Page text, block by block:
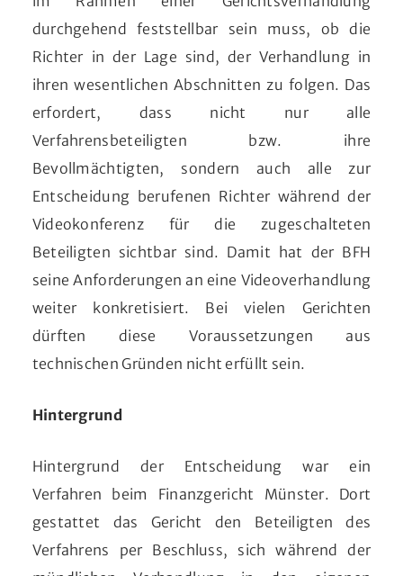
durchgehend feststellbar sein muss, ob die
Richter in der Lage sind, der Verhandlung in
ihren wesentlichen Abschnitten zu folgen. Das
erfordert, dass nicht nur alle
Verfahrensbeteiligten bzw. ihre
Bevollmächtigten, sondern auch alle zur
Entscheidung berufenen Richter während der
Videokonferenz für die zugeschalteten
Beteiligten sichtbar sind. Damit hat der BFH
seine Anforderungen an eine Videoverhandlung
weiter konkretisiert. Bei vielen Gerichten
dürften diese Voraussetzungen aus
technischen Gründen nicht erfüllt sein.
Hintergrund
Hintergrund der Entscheidung war ein
Verfahren beim Finanzgericht Münster. Dort
gestattet das Gericht den Beteiligten des
Verfahrens per Beschluss, sich während der